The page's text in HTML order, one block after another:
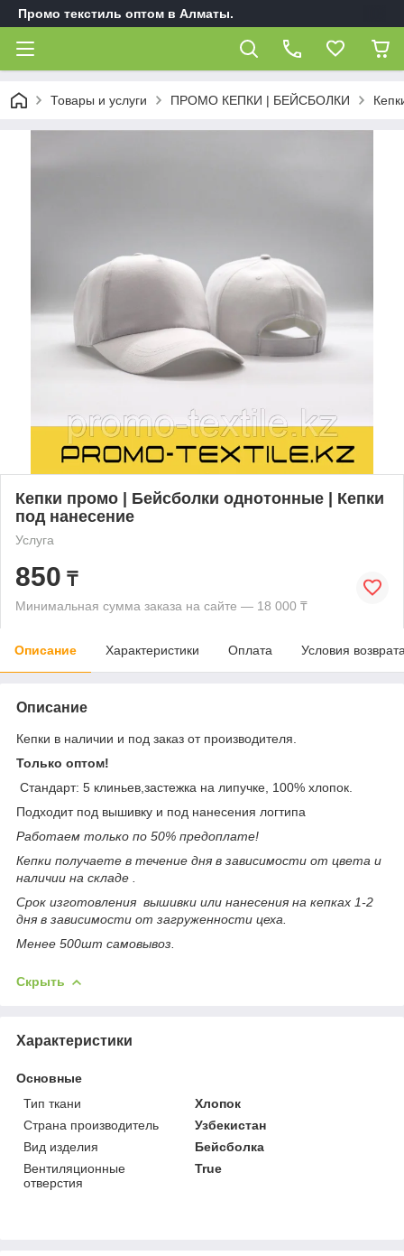
Промо текстиль оптом в Алматы.
Товары и услуги ПРОМО КЕПКИ | БЕЙСБОЛКИ
Кепки промо | Бейсболки однотонные | Кепки
под нанесение
Услуга
850 ₸
Минимальная сумма заказа на сайте — 18 000 ₸
Описание Характеристики Оплата Условия
Описание
Кепки в наличии и под заказ от производителя.
Только оптом!
Стандарт: 5 клиньев,застежка на липучке, 100% хлопок.
Подходит под вышивку и под нанесения логтипа
Работаем только по 50% предоплате!
Кепки получаете в течение дня в зависимости от цвета и
наличии на складе .
Срок изготовления вышивки или нанесения на кепках 1-2
дня в зависимости от загруженности цеха.
Менее 500шт самовывоз.
Скрыть
Характеристики
Основные
Тип ткани
Хлопок
Страна производитель
Узбекистан
Вид изделия
Бейсболка
Вентиляционные
отверстия
True